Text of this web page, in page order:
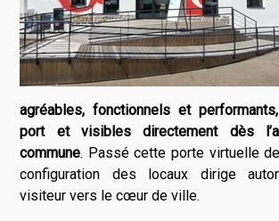
agréables, fonctionnels et
port et visibles directement dès
commune. Passé cette porte virtuelle
configuration des locaux dirige
visiteur vers le cœur de ville.